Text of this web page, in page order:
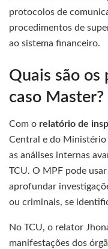
protocolos de
procedimentos de
ao sistema financeiro.
Quais são os
caso Master?
Com o relatório de
Central e do Ministério
as análises internas
TCU. O MPF pode
aprofundar
ou criminais, se
No TCU, o relator
manifestações dos